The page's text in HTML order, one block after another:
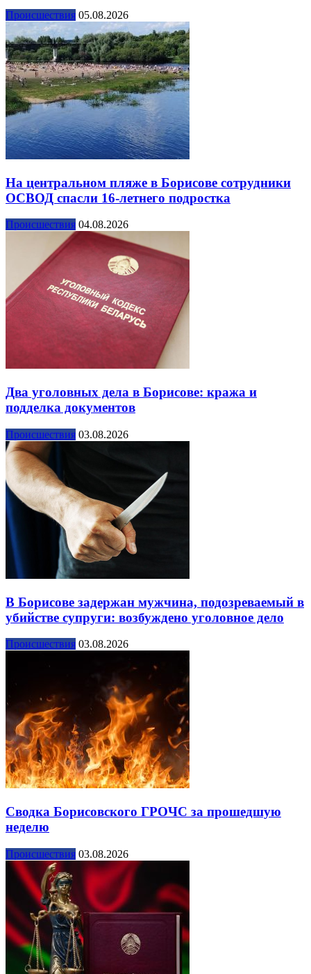
Происшествия 05.08.2026
На центральном пляже в Борисове сотрудники
ОСВОД спасли 16-летнего подростка
Происшествия 04.08.2026
Два уголовных дела в Борисове: кража и
подделка документов
Происшествия 03.08.2026
В Борисове задержан мужчина, подозреваемый в
убийстве супруги: возбуждено уголовное дело
Происшествия 03.08.2026
Сводка Борисовского ГРОЧС за прошедшую
неделю
Происшествия 03.08.2026